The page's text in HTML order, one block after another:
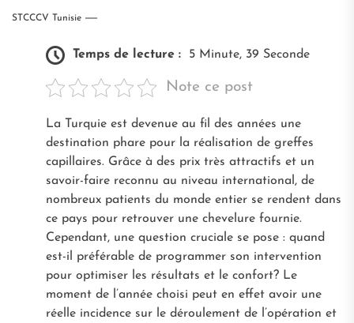
STCCCV Tunisie
Temps de lecture : 5 Minute, 39 Seconde
Note ce post
La Turquie est devenue au fil des années une
destination phare pour la réalisation de greffes
capillaires. Grâce à des prix très attractifs et un
savoir-faire reconnu au niveau international, de
nombreux patients du monde entier se rendent dans
ce pays pour retrouver une chevelure fournie.
Cependant, une question cruciale se pose : quand
est-il préférable de programmer son intervention
pour optimiser les résultats et le confort? Le
moment de l’année choisi peut en effet avoir une
réelle incidence sur le déroulement de l’opération et